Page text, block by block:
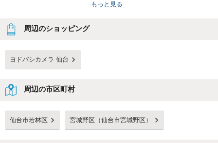
もっと見る
周辺のショッピング
ヨドバシカメラ 仙台
周辺の市区町村
仙台市若林区 宮城野区（仙台市宮城野区）